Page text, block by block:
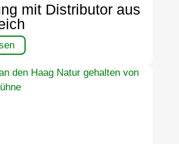
mit Distributor aus